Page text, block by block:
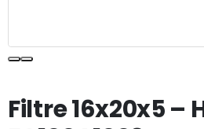
Filtre 16x20x5 –